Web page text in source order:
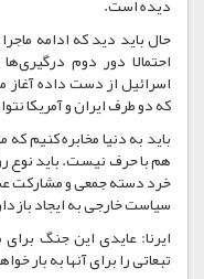
حال باید دید که ادامه
احتمالا دور دوم
اسرائیل از دست داده
که دو طرف ایران و آمریکا
باید به دنیا مخابره کنیم
هم با حرف نیست. باید نوع
خرد دسته جمعی و مشارکت
سیاست خارجی به ایجاد
ایرنا: عایدی این جنگ
تبعاتی را برای آنها به بار